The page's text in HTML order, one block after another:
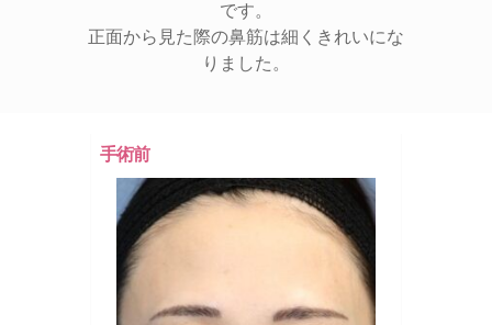
です。
正面から見た際の鼻筋は細くきれいにな
りました。
手術前